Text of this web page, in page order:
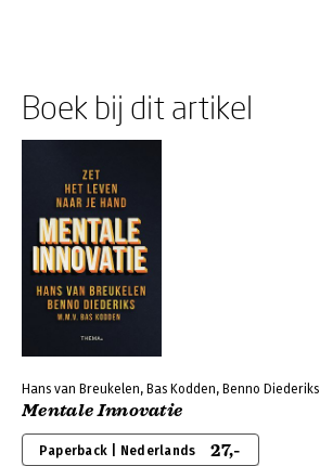
Boek bij dit artikel
Hans van Breukelen, Bas Kodden, Benno Diederiks
Mentale Innovatie
Paperback | Nederlands 27,-